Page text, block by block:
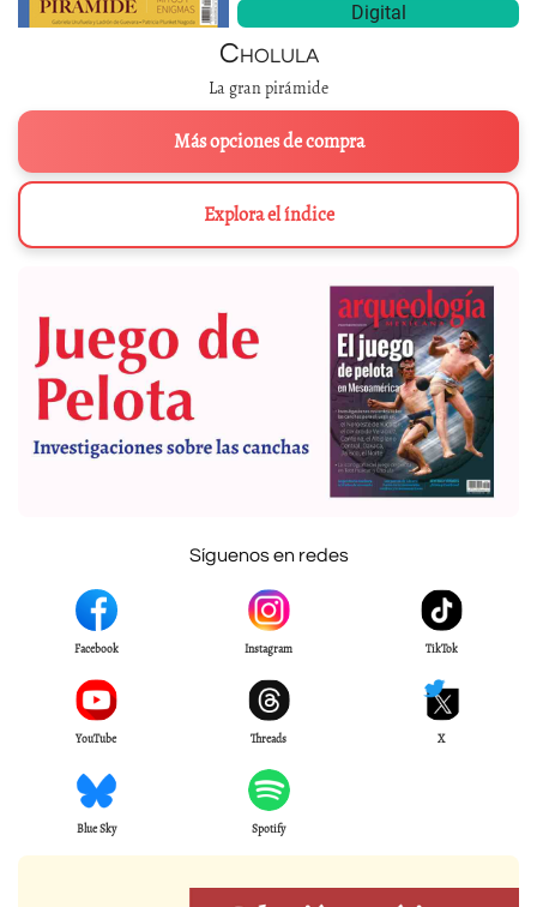
Digital
Cholula
La gran pirámide
Más opciones de compra
Explora el índice
Síguenos en redes
Facebook Instagram TikTok
YouTube Threads X
Blue Sky Spotify